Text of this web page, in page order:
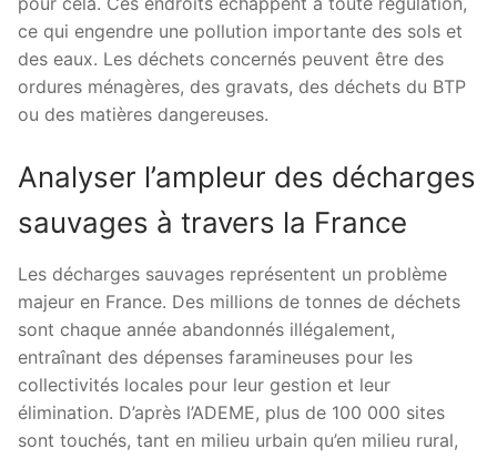
ce qui engendre une pollution importante des sols et
des eaux. Les déchets concernés peuvent être des
ordures ménagères, des gravats, des déchets du BTP
ou des matières dangereuses.
Analyser l’ampleur des décharges
sauvages à travers la France
Les décharges sauvages représentent un problème
majeur en France. Des millions de tonnes de déchets
sont chaque année abandonnés illégalement,
entraînant des dépenses faramineuses pour les
collectivités locales pour leur gestion et leur
élimination. D’après l’ADEME, plus de 100 000 sites
sont touchés, tant en milieu urbain qu’en milieu rural,